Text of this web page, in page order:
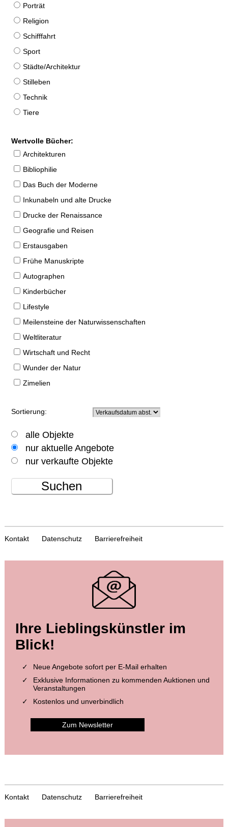
Porträt
Religion
Schifffahrt
Sport
Städte/Architektur
Stilleben
Technik
Tiere
Wertvolle Bücher:
Architekturen
Bibliophilie
Das Buch der Moderne
Inkunabeln und alte Drucke
Drucke der Renaissance
Geografie und Reisen
Erstausgaben
Frühe Manuskripte
Autographen
Kinderbücher
Lifestyle
Meilensteine der Naturwissenschaften
Weltliteratur
Wirtschaft und Recht
Wunder der Natur
Zimelien
Sortierung:
alle Objekte
nur aktuelle Angebote
nur verkaufte Objekte
Suchen
Kontakt Datenschutz Barrierefreiheit
Ihre Lieblingskünstler im
Blick!
Neue Angebote sofort per E-Mail erhalten
Exklusive Informationen zu kommenden Auktionen und
Veranstaltungen
Kostenlos und unverbindlich
Zum Newsletter
Kontakt Datenschutz Barrierefreiheit